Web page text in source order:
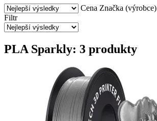
Cena Značka (výrobce)
Filtr
PLA Sparkly: 3 produkty